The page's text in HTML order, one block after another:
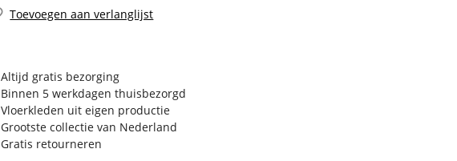
Toevoegen aan verlanglijst
Altijd gratis bezorging
Binnen 5 werkdagen thuisbezorgd
Vloerkleden uit eigen productie
Grootste collectie van Nederland
Gratis retourneren